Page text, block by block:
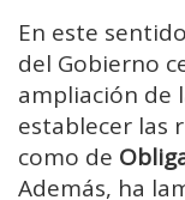
En este
del Gobierno
ampliación de
establecer las
como de
Además, ha